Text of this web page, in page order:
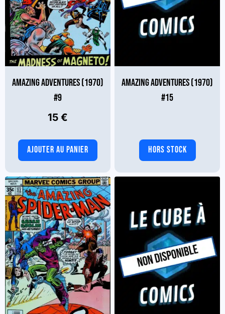
AMAZING ADVENTURES (1970)
#9
15 €
AJOUTER AU PANIER
AMAZING ADVENTURES (1970)
#15
HORS STOCK